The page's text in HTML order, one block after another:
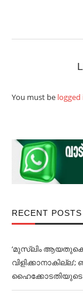
You must be logged
RECENT POSTS
‘മുസ്‌ലിം
ഹൈക്കോടതിയുടെ